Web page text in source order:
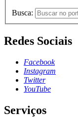
Busca:
Redes Sociais
Facebook
Instagram
Twitter
YouTube
Serviços